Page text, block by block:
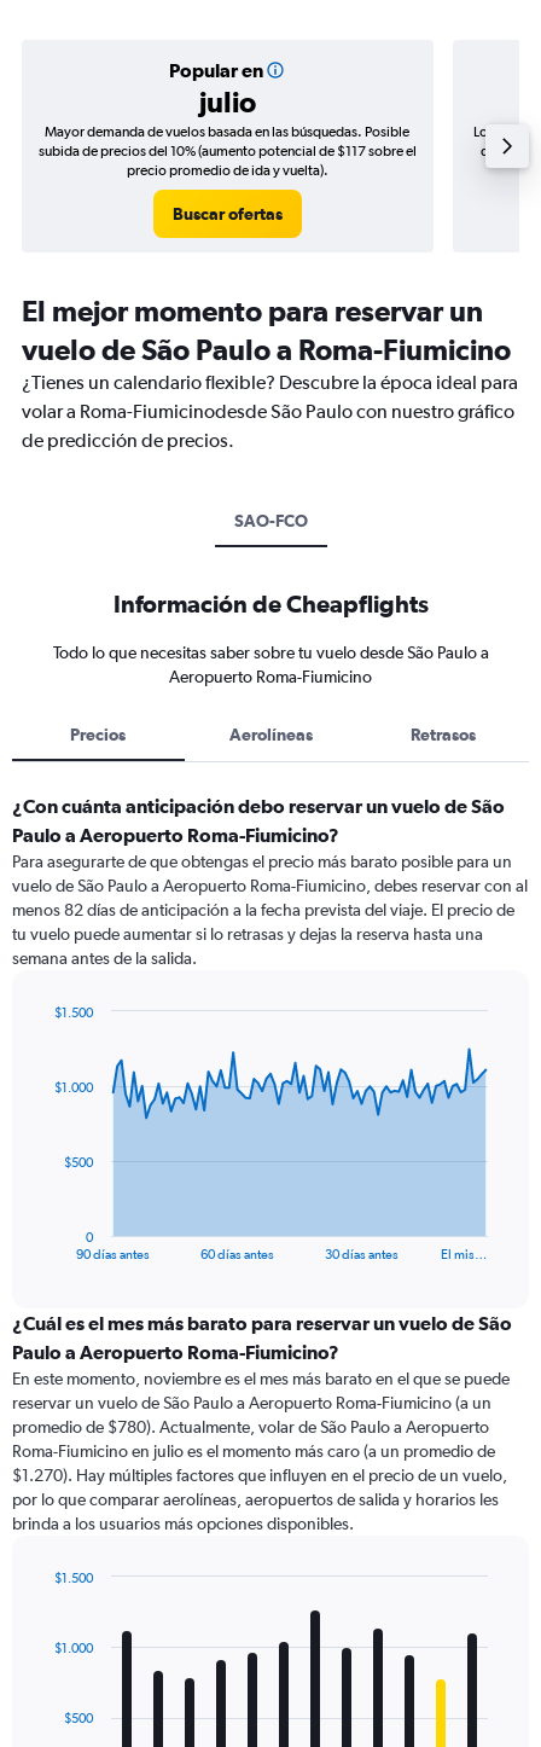
Popular en
julio
Mayor demanda de vuelos basada en las búsquedas. Posible
subida de precios del 10% (aumento potencial de $117 sobre el
precio promedio de ida y vuelta).
Buscar ofertas
Los
de
El mejor momento para reservar un
vuelo de São Paulo a Roma-Fiumicino
¿Tienes un calendario flexible? Descubre la época ideal para
volar a Roma-Fiumicinodesde São Paulo con nuestro gráfico
de predicción de precios.
SAO-FCO
Información de Cheapflights
Todo lo que necesitas saber sobre tu vuelo desde São Paulo a
Aeropuerto Roma-Fiumicino
Precios Aerolíneas Retrasos
¿Con cuánta anticipación debo reservar un vuelo de São
Paulo a Aeropuerto Roma-Fiumicino?
Para asegurarte de que obtengas el precio más barato posible para un
vuelo de São Paulo a Aeropuerto Roma-Fiumicino, debes reservar con al
menos 82 días de anticipación a la fecha prevista del viaje. El precio de
tu vuelo puede aumentar si lo retrasas y dejas la reserva hasta una
semana antes de la salida.
data
The
categories.
Range:
categories.
The
chart
has
1
Y
axis
values.
to
90 días antes 60 días antes 30 días antes El mis…
0
$500
$1.000
$1.500
¿Cuál es el mes más barato para reservar un vuelo de São
Paulo a Aeropuerto Roma-Fiumicino?
En este momento, noviembre es el mes más barato en el que se puede
reservar un vuelo de São Paulo a Aeropuerto Roma-Fiumicino (a un
promedio de $780). Actualmente, volar de São Paulo a Aeropuerto
Roma-Fiumicino en julio es el momento más caro (a un promedio de
$1.270). Hay múltiples factores que influyen en el precio de un vuelo,
por lo que comparar aerolíneas, aeropuertos de salida y horarios les
brinda a los usuarios más opciones disponibles.
with
12
The$500
$1.000
$1.500